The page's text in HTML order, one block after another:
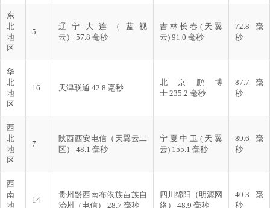
东
北
地
区
5
辽宁大连（蓝视
云） 57.8 毫秒
吉林长春(天翼
云) 91.0 毫秒
72.8 毫
秒
华
北
地
区
16 天津联通 42.8 毫秒
北京鹏博
士 235.2 毫秒
87.7 毫
秒
西
北
地
区
7
陕西西安电信（天翼云二
区） 48.1 毫秒
宁夏中卫(天翼
云) 155.1 毫秒
89.6 毫
秒
西
南
地
14
贵州黔西南布依族苗族自
治州（电信） 28.7 毫秒
四川绵阳（明源网
络） 48.9 毫秒
40.3 毫
秒